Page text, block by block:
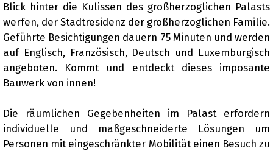
Präsentation
Blick hinter die Kulissen des großherzoglichen Palasts
werfen, der Stadtresidenz der großherzoglichen Familie.
Geführte Besichtigungen dauern 75 Minuten und werden
auf Englisch, Französisch, Deutsch und Luxemburgisch
angeboten. Kommt und entdeckt dieses imposante
Bauwerk von innen!
Die räumlichen Gegebenheiten im Palast erfordern
individuelle und maßgeschneiderte Lösungen um
Personen mit eingeschränkter Mobilität einen Besuch zu